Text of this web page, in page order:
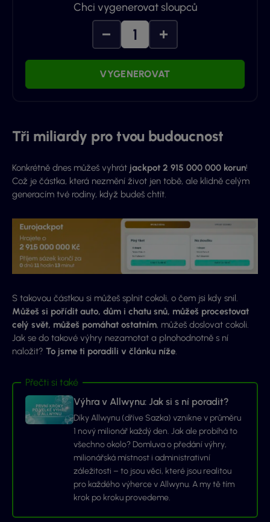
Chci vygenerovat sloupců
VYGENEROVAT
Tři miliardy pro tvou budoucnost
Konkrétně dnes můžeš vyhrát jackpot 2 915 000 000 korun!
Což je částka, která nezmění život jen tobě, ale klidně celým
generacím tvé rodiny, když budeš chtít.
S takovou částkou si můžeš splnit cokoli, o čem jsi kdy snil.
Můžeš si pořídit auto, dům i chatu snů, můžeš procestovat
celý svět, můžeš pomáhat ostatním, můžeš doslovat cokoli.
Jak se do takové výhry nezamotat a plnohodnotně s ní
naložit? To jsme ti poradili v článku níže.
Přečti si také
Výhra v Allwynu: Jak si s ní poradit?
Díky Allwynu (dříve Sazka) vznikne v průměru
1 nový milionář každý den. Jak ale probíhá to
všechno okolo? Domluva o předání výhry,
milionářská místnost i administrativní
záležitosti – to jsou věci, které jsou realitou
pro každého výherce v Allwynu. A my tě tím
krok po kroku provedeme.